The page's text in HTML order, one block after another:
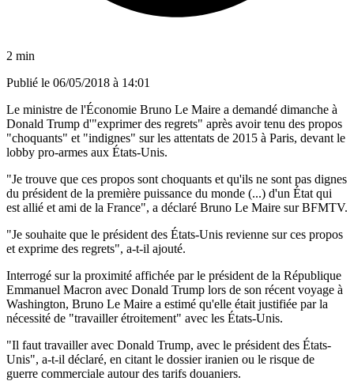
2 min
Publié le 06/05/2018 à 14:01
Le ministre de l'Économie Bruno Le Maire a demandé dimanche à
Donald Trump d'"exprimer des regrets" après avoir tenu des propos
"choquants" et "indignes" sur les attentats de 2015 à Paris, devant le
lobby pro-armes aux États-Unis.
"Je trouve que ces propos sont choquants et qu'ils ne sont pas dignes
du président de la première puissance du monde (...) d'un État qui
est allié et ami de la France", a déclaré Bruno Le Maire sur BFMTV.
"Je souhaite que le président des États-Unis revienne sur ces propos
et exprime des regrets", a-t-il ajouté.
Interrogé sur la proximité affichée par le président de la République
Emmanuel Macron avec Donald Trump lors de son récent voyage à
Washington, Bruno Le Maire a estimé qu'elle était justifiée par la
nécessité de "travailler étroitement" avec les États-Unis.
"Il faut travailler avec Donald Trump, avec le président des États-
Unis", a-t-il déclaré, en citant le dossier iranien ou le risque de
guerre commerciale autour des tarifs douaniers.